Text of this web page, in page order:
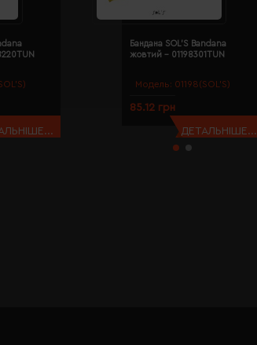
Модель: 01198(SOL’S)
Бандана SOL'S Bandana
жовтий - 01198301TUN
85.12 грн
ДЕТАЛЬНІШЕ...